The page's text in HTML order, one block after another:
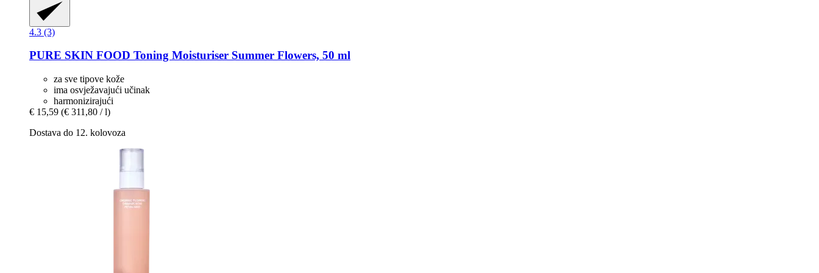
4.3 (3)
PURE SKIN FOOD Toning Moisturiser Summer Flowers, 50 ml
za sve tipove kože
ima osvježavajući učinak
harmonizirajući
€ 15,59 (€ 311,80 / l)
Dostava do 12. kolovoza